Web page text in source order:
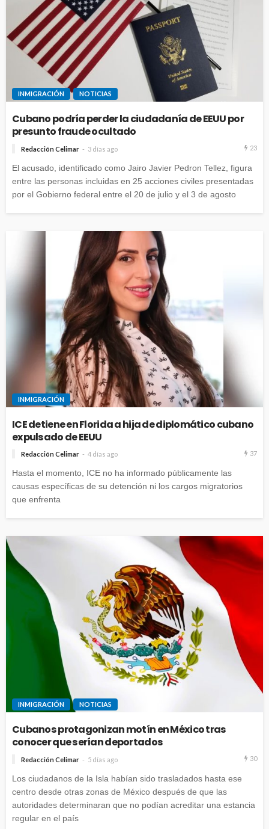
INMIGRACIÓN NOTICIAS
Cubano podría perder la ciudadanía de EEUU por
presunto fraude ocultado
Redacción Celimar 3 días ago 23
El acusado, identificado como Jairo Javier Pedron Tellez, figura
entre las personas incluidas en 25 acciones civiles presentadas
por el Gobierno federal entre el 20 de julio y el 3 de agosto
INMIGRACIÓN
ICE detiene en Florida a hija de diplomático cubano
expulsado de EEUU
Redacción Celimar 4 días ago 37
Hasta el momento, ICE no ha informado públicamente las
causas específicas de su detención ni los cargos migratorios
que enfrenta
INMIGRACIÓN NOTICIAS
Cubanos protagonizan motín en México tras
conocer que serían deportados
Redacción Celimar 5 días ago 30
Los ciudadanos de la Isla habían sido trasladados hasta ese
centro desde otras zonas de México después de que las
autoridades determinaran que no podían acreditar una estancia
regular en el país